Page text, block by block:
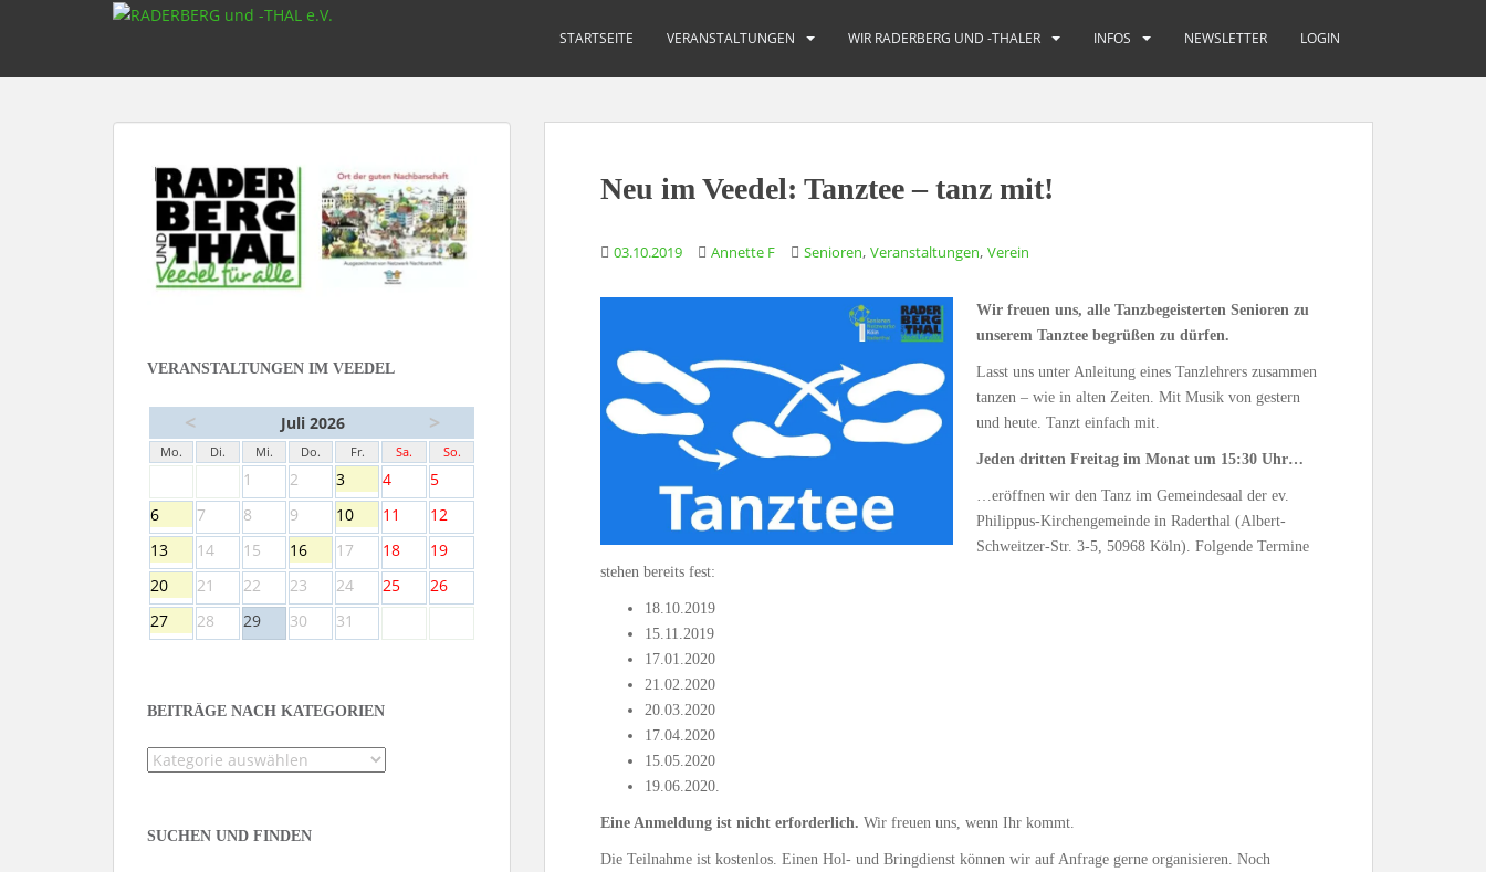
STARTSEITE VERANSTALTUNGEN WIR RADERBERG UND -THALER INFOS NEWSLETTER LOGIN
Neu im Veedel: Tanztee – tanz mit!
03.10.2019 Annette F Senioren, Veranstaltungen, Verein
Wir freuen uns, alle Tanzbegeisterten Senioren zu
unserem Tanztee begrüßen zu dürfen.
Lasst uns unter Anleitung eines Tanzlehrers zusammen
tanzen – wie in alten Zeiten. Mit Musik von gestern
und heute. Tanzt einfach mit.
Jeden dritten Freitag im Monat um 15:30 Uhr…
…eröffnen wir den Tanz im Gemeindesaal der ev.
Philippus-Kirchengemeinde in Raderthal (Albert-
Schweitzer-Str. 3-5, 50968 Köln). Folgende Termine
stehen bereits fest:
18.10.2019
15.11.2019
17.01.2020
21.02.2020
20.03.2020
17.04.2020
15.05.2020
19.06.2020.
Eine Anmeldung ist nicht erforderlich. Wir freuen uns, wenn Ihr kommt.
Die Teilnahme ist kostenlos. Einen Hol- und Bringdienst können wir auf Anfrage gerne organisieren. Noch
VERANSTALTUNGEN IM VEEDEL
< Juli 2026 >
Mo. Di. Mi. Do. Fr. Sa. So.
1 2 3 4
5
6
7 8 9 10 11
12
13
14 15 16 17 18
19
20
21 22 23 24 25
26
27
28 29 30 31
BEITRÄGE NACH KATEGORIEN
Beiträge
SUCHEN UND FINDEN